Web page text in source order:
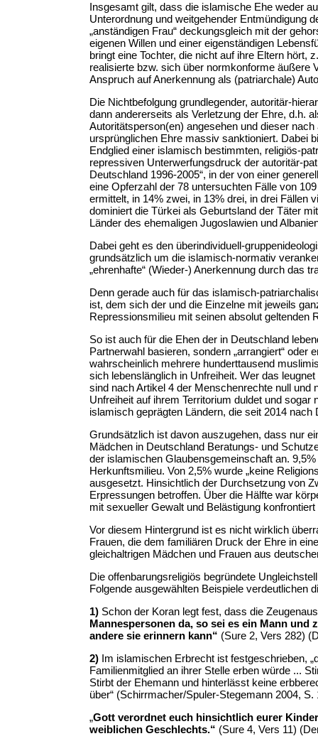
Insgesamt gilt, dass die islamische Ehe weder
Unterordnung und weitgehender Entmündigung
„anständigen Frau“ deckungsgleich mit der
eigenen Willen und einer eigenständigen
bringt eine Tochter, die nicht auf ihre Eltern hört,
realisierte bzw. sich über normkonforme äußere
Anspruch auf Anerkennung als (patriarchale)
Die Nichtbefolgung grundlegender, autoritär-
dann andererseits als Verletzung der Ehre, d.h.
Autoritätsperson(en) angesehen und dieser
ursprünglichen Ehre massiv sanktioniert. Dabei
Endglied einer islamisch bestimmten, religiös-
repressiven Unterwerfungsdruck der autoritär-
Deutschland 1996-2005“, in der von einer
eine Opferzahl der 78 untersuchten Fälle von
ermittelt, in 14% zwei, in 13% drei, in drei Fällen
dominiert die Türkei als Geburtsland der Täter
Länder des ehemaligen Jugoslawien und
Dabei geht es den überindividuell-
grundsätzlich um die islamisch-normativ
„ehrenhafte“ (Wieder-) Anerkennung durch das
Denn gerade auch für das islamisch-
ist, dem sich der und die Einzelne mit jeweils
Repressionsmilieu mit seinen absolut geltenden
So ist auch für die Ehen der in Deutschland
Partnerwahl basieren, sondern „arrangiert“ oder
wahrscheinlich mehrere hunderttausend
sich lebenslänglich in Unfreiheit. Wer das
sind nach Artikel 4 der Menschenrechte null
Unfreiheit auf ihrem Territorium duldet und sogar
islamisch geprägten Ländern, die seit 2014
Grundsätzlich ist davon auszugehen, dass nur
Mädchen in Deutschland Beratungs- und
der islamischen Glaubensgemeinschaft an.
Herkunftsmilieu. Von 2,5% wurde „keine
ausgesetzt. Hinsichtlich der Durchsetzung von
Erpressungen betroffen. Über die Hälfte war
mit sexueller Gewalt und Belästigung
Vor diesem Hintergrund ist es nicht wirklich
Frauen, die dem familiären Druck der Ehre in
gleichaltrigen Mädchen und Frauen aus
Die offenbarungsreligiös begründete
Folgende ausgewählten Beispiele verdeutlichen
1) Schon der Koran legt fest, dass die
Mannespersonen da, so sei es ein Mann und
andere sie erinnern kann“ (Sure 2, Vers 282)
2) Im islamischen Erbrecht ist festgeschrieben,
Familienmitglied an ihrer Stelle erben würde ...
Stirbt der Ehemann und hinterlässt keine
über“ (Schirrmacher/Spuler-Stegemann 2004,
„Gott verordnet euch hinsichtlich eurer
weiblichen Geschlechts.“ (Sure 4, Vers 11)